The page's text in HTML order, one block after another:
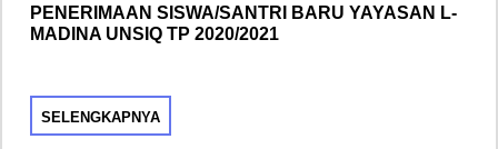
PENERIMAAN SISWA/SANTRI BARU YAYASAN L-
MADINA UNSIQ TP 2020/2021
SELENGKAPNYA